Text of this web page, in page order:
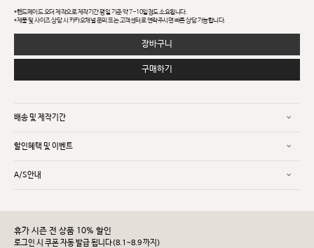
*핸드메이드 오더 제작으로 제작기간 평일 기준 약 7~10일정도 소요됩니다.
*제품 및 사이즈 상담 시 카카오채널 문의 또는 고객센터로 연락주시면 빠른 상담 가능합니다.
장바구니
구매하기
배송 및 제작기간
할인혜택 및 이벤트
A/S안내
휴가 시즌 전 상품 10% 할인
로그인 시 쿠폰 자동 발급 됩니다(8.1~8.9 까지)